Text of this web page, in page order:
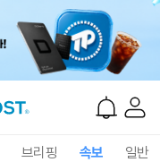
브리핑 속보 일반
₩ 1,461(-0.26%)